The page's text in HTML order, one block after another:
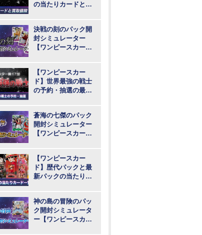
の当たりカードと買
決戦の刻のパック開
封シミュレーター
【ワンピースカー
【ワンピースカー
ド】世界最強の戦士
の予約・抽選の最新
蒼海の七傑のパック
開封シミュレーター
【ワンピースカー
【ワンピースカー
ド】歴代パックと最
新パックの当たりカ
神の島の冒険のパッ
ク開封シミュレータ
ー【ワンピースカー